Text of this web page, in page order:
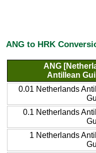
ANG to HRK
ANG
Antillean
0.01 Netherlands
0.1 Netherlands
1 Netherlands